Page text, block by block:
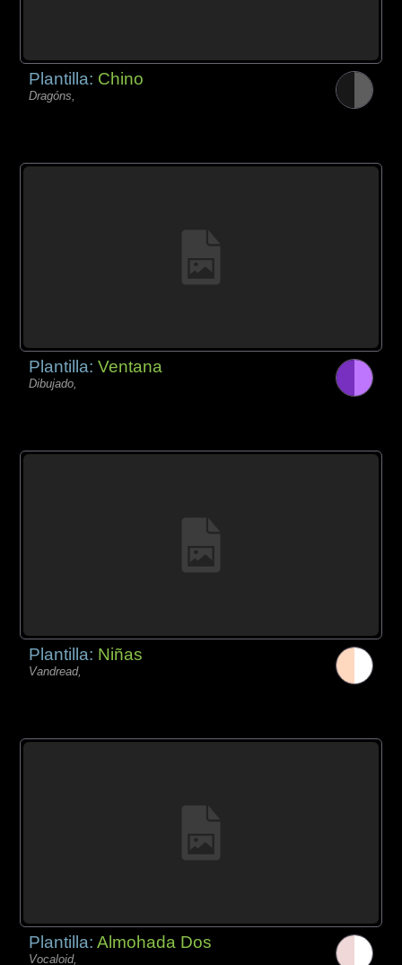
Plantilla: Chino
Dragóns,
Plantilla:Ventana
Dibujado,
Plantilla: Niñas
Vandread,
Plantilla:Almohada Dos
Vocaloid,